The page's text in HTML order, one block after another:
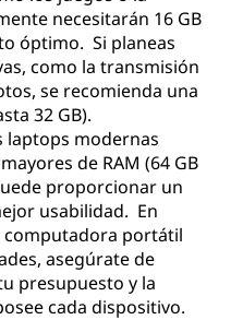
necesitarán 16 GB
óptimo. Si planeas
como la transmisión
se recomienda una
32 GB).
laptops modernas
de RAM (64 GB
proporcionar un
usabilidad. En
computadora portátil
asegúrate de
presupuesto y la
cada dispositivo.